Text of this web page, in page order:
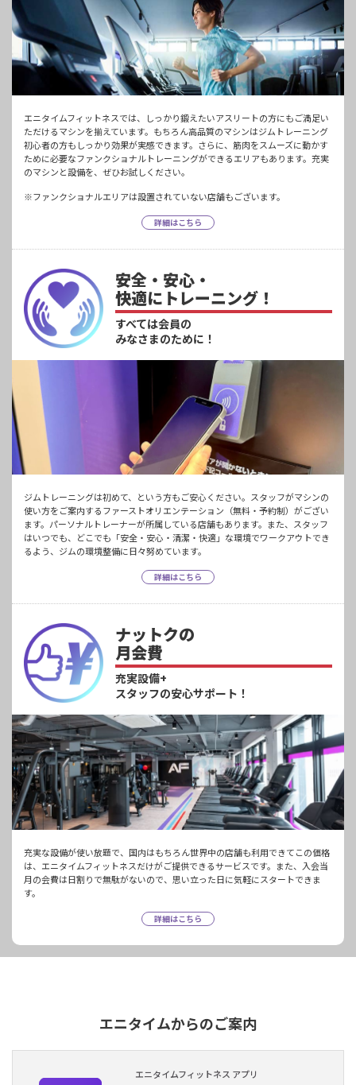
エニタイムフィットネスでは、しっかり鍛えたいアスリートの方にもご満足い
ただけるマシンを揃えています。もちろん高品質のマシンはジムトレーニング
初心者の方もしっかり効果が実感できます。さらに、筋肉をスムーズに動かす
ために必要なファンクショナルトレーニングができるエリアもあります。充実
のマシンと設備を、ぜひお試しください。
※ファンクショナルエリアは設置されていない店舗もございます。
詳細はこちら
安全・安心・
快適にトレーニング！
すべては会員の
みなさまのために！
ジムトレーニングは初めて、という方もご安心ください。スタッフがマシンの
使い方をご案内するファーストオリエンテーション（無料・予約制）がござい
ます。パーソナルトレーナーが所属している店舗もあります。また、スタッフ
はいつでも、どこでも「安全・安心・清潔・快適」な環境でワークアウトでき
るよう、ジムの環境整備に日々努めています。
詳細はこちら
ナットクの
月会費
充実設備+
スタッフの安心サポート！
充実な設備が使い放題で、国内はもちろん世界中の店舗も利用できてこの価格
は、エニタイムフィットネスだけがご提供できるサービスです。また、入会当
月の会費は日割りで無駄がないので、思い立った日に気軽にスタートできま
す。
詳細はこちら
エニタイムからのご案内
エニタイムフィットネス アプリ